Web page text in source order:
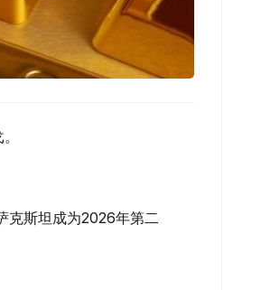
克斯坦成为2026年第二